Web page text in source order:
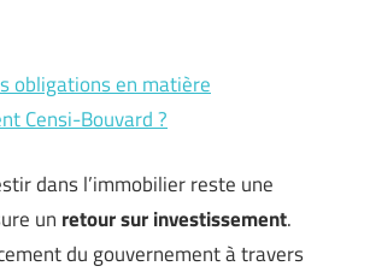
obligations en matière
Censi-Bouvard ?
dans l’immobilier reste une
un retour sur investissement.
du gouvernement à travers